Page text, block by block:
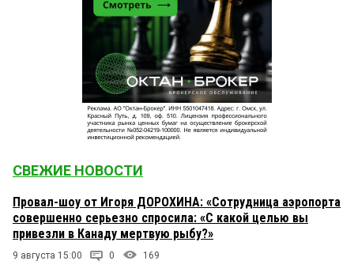
СВЕЖИЕ НОВОСТИ
Провал-шоу от Игоря ДОРОХИНА: «Сотрудница аэропорта
совершенно серьезно спросила: «С какой целью вы
привезли в Канаду мертвую рыбу?»
9 августа 15:00 0 169